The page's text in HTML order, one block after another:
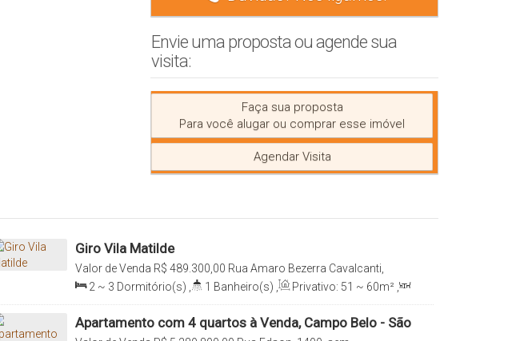
Envie uma proposta ou agende sua
visita:
Faça sua proposta
Para você alugar ou comprar esse imóvel
Agendar Visita
Giro Vila Matilde
R$ 489.300,00
Valor de Venda
Rua Amaro Bezerra Cavalcanti,
03513-010, Vila Matilde, São Paulo, São Paulo, Brasil
2 ~ 3 Dormitório(s) 1 Banheiro(s) Privativo: 51 ~ 60m²
Apartamento com 4 quartos à Venda, Campo Belo - São